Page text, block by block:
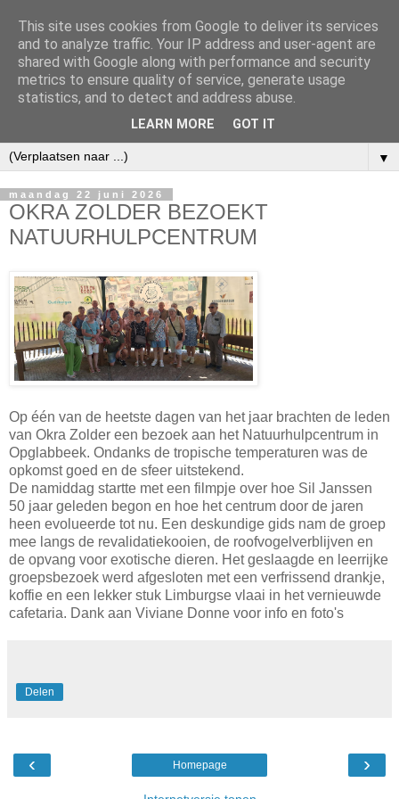
▼
maandag 22 juni 2026
OKRA ZOLDER BEZOEKT
NATUURHULPCENTRUM
Op één van de heetste dagen van het jaar brachten de leden
van Okra Zolder een bezoek aan het Natuurhulpcentrum in
Opglabbeek. Ondanks de tropische temperaturen was de
opkomst goed en de sfeer uitstekend.
De namiddag startte met een filmpje over hoe Sil Janssen
50 jaar geleden begon en hoe het centrum door de jaren
heen evolueerde tot nu. Een deskundige gids nam de groep
mee langs de revalidatiekooien, de roofvogelverblijven en
de opvang voor exotische dieren. Het geslaagde en leerrijke
groepsbezoek werd afgesloten met een verfrissend drankje,
koffie en een lekker stuk Limburgse vlaai in het vernieuwde
cafetaria. Dank aan Viviane Donne voor info en foto's
Delen
‹ ›
Homepage
This site uses cookies from Google to deliver its services
and to analyze traffic. Your IP address and user-agent are
shared with Google along with performance and security
metrics to ensure quality of service, generate usage
statistics, and to detect and address abuse.
LEARN MORE GOT IT